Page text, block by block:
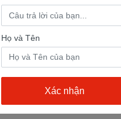
Họ và Tên